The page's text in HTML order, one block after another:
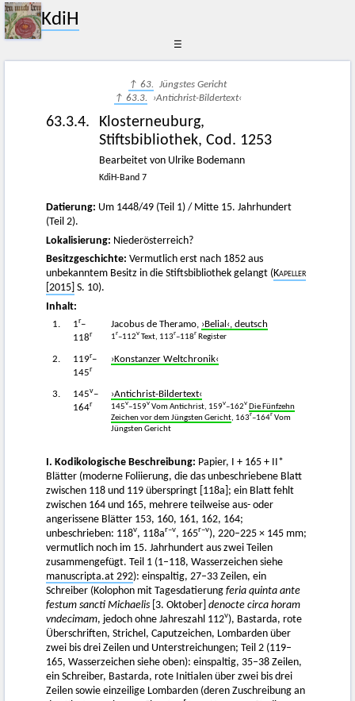
KdiH
☰
↑ 63. Jüngstes Gericht
↑ 63.3. ›Antichrist-Bildertext‹
63.3.4.
Klosterneuburg,
Stiftsbibliothek, Cod. 1253
Bearbeitet von Ulrike Bodemann
KdiH-Band 7
Datierung: Um 1448/49 (Teil 1) / Mitte 15. Jahrhundert
(Teil 2).
Lokalisierung: Niederösterreich?
Besitzgeschichte: Vermutlich erst nach 1852 aus
unbekanntem Besitz in die Stiftsbibliothek gelangt (Kapeller
[2015] S. 10).
Inhalt:
1. 1r–
118r
Jacobus de Theramo, ›Belial‹, deutsch
1r–112v Text, 113r–118r Register
2. 119r–
145r
›Konstanzer Weltchronik‹
3. 145v–
164r
›Antichrist-Bildertext‹
145v–159v Vom Antichrist, 159v–162v Die Fünfzehn
Zeichen vor dem Jüngsten Gericht, 163r–164r Vom
Jüngsten Gericht
I. Kodikologische Beschreibung: Papier, I + 165 + II*
Blätter (moderne Foliierung, die das unbeschriebene Blatt
zwischen 118 und 119 überspringt [118a]; ein Blatt fehlt
zwischen 164 und 165, mehrere teilweise aus- oder
angerissene Blätter 153, 160, 161, 162, 164;
unbeschrieben: 118v, 118ar–v, 165r–v), 220–225 × 145 mm;
vermutlich noch im 15. Jahrhundert aus zwei Teilen
zusammengefügt. Teil 1 (1–118, Wasserzeichen siehe
manuscripta.at 292): einspaltig, 27–33 Zeilen, ein
Schreiber (Kolophon mit Tagesdatierung feria quinta ante
festum sancti Michaelis [3. Oktober] denocte circa horam
vndecimam, jedoch ohne Jahreszahl 112v), Bastarda, rote
Überschriften, Strichel, Caputzeichen, Lombarden über
zwei bis drei Zeilen und Unterstreichungen; Teil 2 (119–
165, Wasserzeichen siehe oben): einspaltig, 35–38 Zeilen,
ein Schreiber, Bastarda, rote Initialen über zwei bis drei
Zeilen sowie einzeilige Lombarden (deren Zuschreibung an